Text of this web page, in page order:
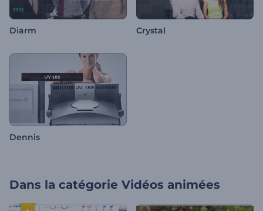
Diarm Crystal
Dennis
Dans la catégorie Vidéos animées